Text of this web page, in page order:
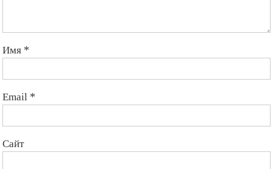
Имя *
Email *
Сайт